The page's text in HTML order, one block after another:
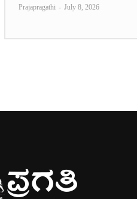
Prajapragathi - July 8, 2026